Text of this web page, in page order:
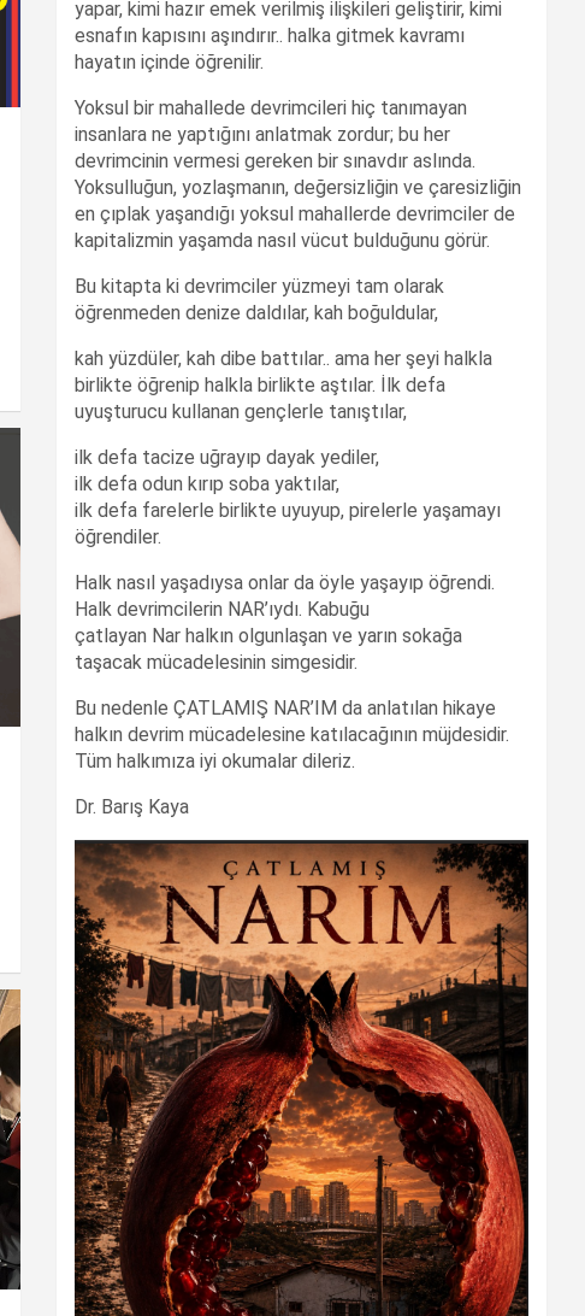
yapar, kimi hazır emek verilmiş ilişkileri geliştirir, kimi
esnafın kapısını aşındırır.. halka gitmek kavramı
hayatın içinde öğrenilir.
Yoksul bir mahallede devrimcileri hiç tanımayan
insanlara ne yaptığını anlatmak zordur; bu her
devrimcinin vermesi gereken bir sınavdır aslında.
Yoksulluğun, yozlaşmanın, değersizliğin ve çaresizliğin
en çıplak yaşandığı yoksul mahallerde devrimciler de
kapitalizmin yaşamda nasıl vücut bulduğunu görür.
Bu kitapta ki devrimciler yüzmeyi tam olarak
öğrenmeden denize daldılar, kah boğuldular,
kah yüzdüler, kah dibe battılar.. ama her şeyi halkla
birlikte öğrenip halkla birlikte aştılar. İlk defa
uyuşturucu kullanan gençlerle tanıştılar,
ilk defa tacize uğrayıp dayak yediler,
ilk defa odun kırıp soba yaktılar,
ilk defa farelerle birlikte uyuyup, pirelerle yaşamayı
öğrendiler.
Halk nasıl yaşadıysa onlar da öyle yaşayıp öğrendi.
Halk devrimcilerin NAR’ıydı. Kabuğu
çatlayan Nar halkın olgunlaşan ve yarın sokağa
taşacak mücadelesinin simgesidir.
Bu nedenle ÇATLAMIŞ NAR’IM da anlatılan hikaye
halkın devrim mücadelesine katılacağının müjdesidir.
Tüm halkımıza iyi okumalar dileriz.
Dr. Barış Kaya